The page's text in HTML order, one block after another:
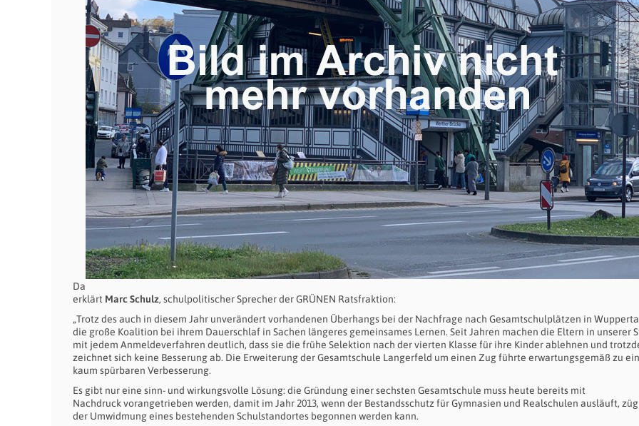
Da
erklärt Marc Schulz, schulpolitischer Sprecher der GRÜNEN Ratsfraktion:
„Trotz des auch in diesem Jahr unverändert vorhandenen Überhangs bei der Nachfrage nach Gesamtschulplätzen in
die große Koalition bei ihrem Dauerschlaf in Sachen längeres gemeinsames Lernen. Seit Jahren machen die Eltern in unserer
mit jedem Anmeldeverfahren deutlich, dass sie die frühe Selektion nach der vierten Klasse für ihre Kinder ablehnen und
zeichnet sich keine Besserung ab. Die Erweiterung der Gesamtschule Langerfeld um einen Zug führte erwartungsgemäß zu
kaum spürbaren Verbesserung.
Es gibt nur eine sinn- und wirkungsvolle Lösung: die Gründung einer sechsten Gesamtschule muss heute bereits mit
Nachdruck vorangetrieben werden, damit im Jahr 2013, wenn der Bestandsschutz für Gymnasien und Realschulen ausläuft,
der Umwidmung eines bestehenden Schulstandortes begonnen werden kann.